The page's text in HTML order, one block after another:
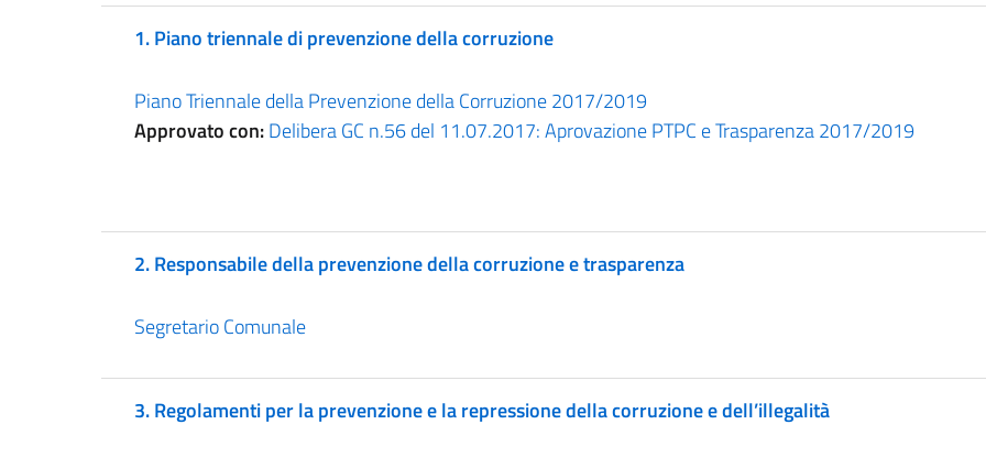
1. Piano triennale di prevenzione della corruzione
Piano Triennale della Prevenzione della Corruzione 2017/2019
Approvato con:Delibera GC n.56 del 11.07.2017: Aprovazione PTPC e Trasparenza 2017/2019
2. Responsabile della prevenzione della corruzione e trasparenza
Segretario Comunale
3. Regolamenti per la prevenzione e la repressione della corruzione e dell’illegalità